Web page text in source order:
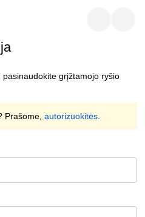
grįžtamojo ryšio
Prašome, autorizuokitės